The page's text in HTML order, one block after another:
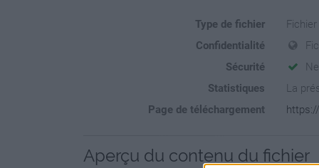
Type de fichier
Confidentialité
Sécurité
Statistiques
La
Page de téléchargement
Aperçu du contenu du fichier